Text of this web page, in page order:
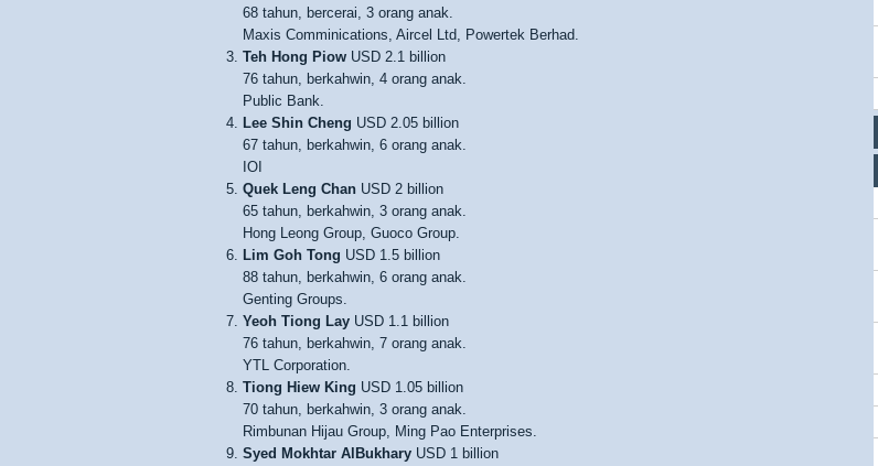
68 tahun, bercerai, 3 orang anak.
Maxis Comminications, Aircel Ltd, Powertek Berhad.
Teh Hong Piow USD 2.1 billion
76 tahun, berkahwin, 4 orang anak.
Public Bank.
Lee Shin Cheng USD 2.05 billion
67 tahun, berkahwin, 6 orang anak.
IOI
Quek Leng Chan USD 2 billion
65 tahun, berkahwin, 3 orang anak.
Hong Leong Group, Guoco Group.
Lim Goh Tong USD 1.5 billion
88 tahun, berkahwin, 6 orang anak.
Genting Groups.
Yeoh Tiong Lay USD 1.1 billion
76 tahun, berkahwin, 7 orang anak.
YTL Corporation.
Tiong Hiew King USD 1.05 billion
70 tahun, berkahwin, 3 orang anak.
Rimbunan Hijau Group, Ming Pao Enterprises.
Syed Mokhtar AlBukhary USD 1 billion